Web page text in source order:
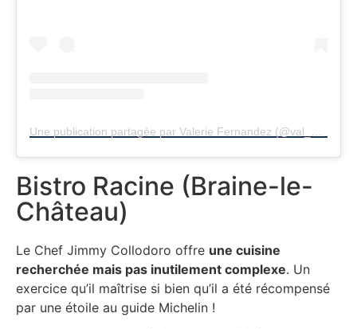
Bistro Racine (Braine-le-
Château)
Le Chef Jimmy Collodoro offre une cuisine
recherchée mais pas inutilement complexe. Un
exercice qu’il maîtrise si bien qu’il a été récompensé
par une étoile au guide Michelin !